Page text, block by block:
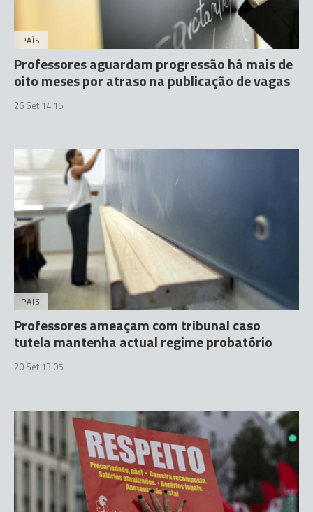
PAÍS
Professores aguardam progressão há mais de
oito meses por atraso na publicação de vagas
26 Set 14:15
PAÍS
Professores ameaçam com tribunal caso
tutela mantenha actual regime probatório
20 Set 13:05